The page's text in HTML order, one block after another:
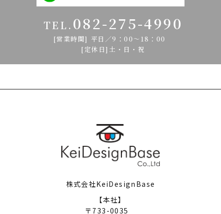
TEL. 082-275-4990
[営業時間] 平日／9：00～18：00
[定休日]土・日・祝
株式会社KeiDesignBase
【本社】
〒733-0035